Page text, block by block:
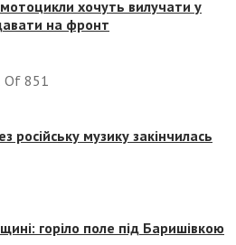
мотоцикли хочуть вилучати у
на фронт
Of 851
російську музику закінчилась
горіло поле під Баришівкою